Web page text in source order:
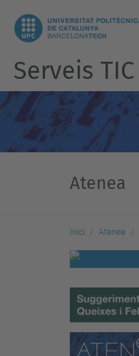
Serveis TIC
Atenea
Inici Atenea